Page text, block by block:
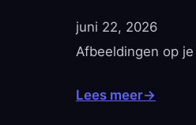
juni 22, 2026
Afbeeldingen op
Lees meer→